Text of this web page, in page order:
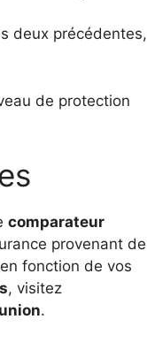
deux précédentes,
de protection
comparateur
provenant de
fonction de vos
, visitez
.